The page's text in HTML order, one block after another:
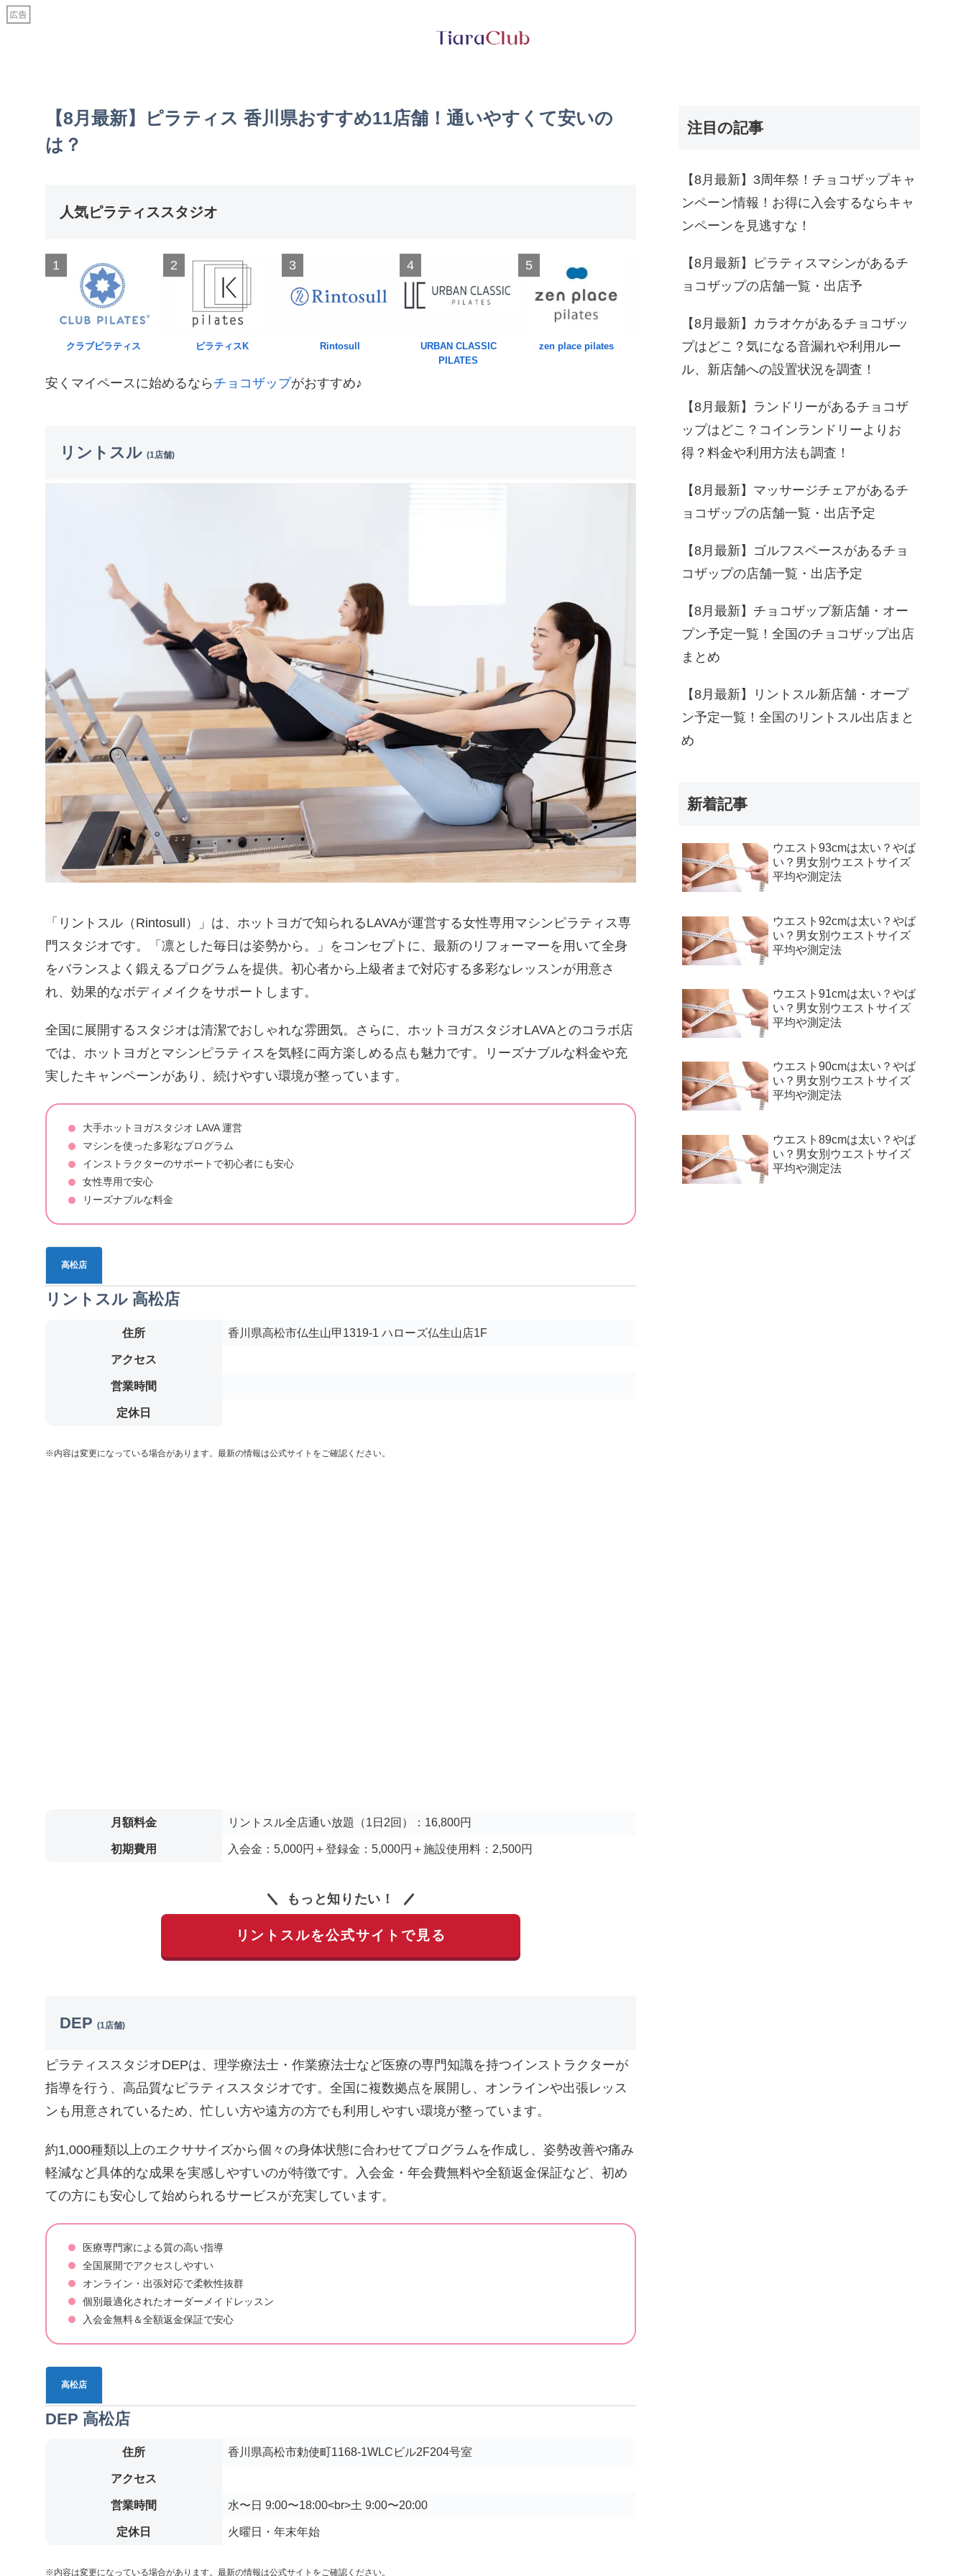
【8月最新】ピラティス 香川県おすすめ11店舗！通いやすくて安いの
は？
人気ピラティススタジオ
1
クラブピラティス
2
ピラティスK
3
Rintosull
4
URBAN CLASSIC
PILATES
5
zen place pilates
安くマイペースに始めるなら チョコザップがおすすめ♪
リントスル (1店舗)
「リントスル（Rintosull）」は、ホットヨガで知られるLAVAが運営する女性専用マシンピラティス専
門スタジオです。「凛とした毎日は姿勢から。」をコンセプトに、最新のリフォーマーを用いて全身
をバランスよく鍛えるプログラムを提供。初心者から上級者まで対応する多彩なレッスンが用意さ
れ、効果的なボディメイクをサポートします。
全国に展開するスタジオは清潔でおしゃれな雰囲気。さらに、ホットヨガスタジオLAVAとのコラボ店
では、ホットヨガとマシンピラティスを気軽に両方楽しめる点も魅力です。リーズナブルな料金や充
実したキャンペーンがあり、続けやすい環境が整っています。
大手ホットヨガスタジオ LAVA 運営
マシンを使った多彩なプログラム
インストラクターのサポートで初心者にも安心
女性専用で安心
リーズナブルな料金
高松店
リントスル 高松店
住所 香川県高松市仏生山甲1319-1 ハローズ仏生山店1F
アクセス
営業時間
定休日
※内容は変更になっている場合があります。最新の情報は公式サイトをご確認ください。
月額料金 リントスル全店通い放題（1日2回）：16,800円
初期費用 入会金：5,000円＋登録金：5,000円＋施設使用料：2,500円
もっと知りたい！
リントスルを公式サイトで見る
DEP (1店舗)
ピラティススタジオDEPは、理学療法士・作業療法士など医療の専門知識を持つインストラクターが
指導を行う、高品質なピラティススタジオです。全国に複数拠点を展開し、オンラインや出張レッス
ンも用意されているため、忙しい方や遠方の方でも利用しやすい環境が整っています。
約1,000種類以上のエクササイズから個々の身体状態に合わせてプログラムを作成し、姿勢改善や痛み
軽減など具体的な成果を実感しやすいのが特徴です。入会金・年会費無料や全額返金保証など、初め
ての方にも安心して始められるサービスが充実しています。
医療専門家による質の高い指導
全国展開でアクセスしやすい
オンライン・出張対応で柔軟性抜群
個別最適化されたオーダーメイドレッスン
入会金無料＆全額返金保証で安心
高松店
DEP 高松店
住所 香川県高松市勅使町1168-1WLCビル2F204号室
アクセス
営業時間 水〜日 9:00〜18:00<br>土 9:00〜20:00
定休日 火曜日・年末年始
※内容は変更になっている場合があります。最新の情報は公式サイトをご確認ください。
注目の記事
【8月最新】3周年祭！チョコザップキャ
ンペーン情報！お得に入会するならキャ
ンペーンを見逃すな！
【8月最新】ピラティスマシンがあるチ
ョコザップの店舗一覧・出店予
【8月最新】カラオケがあるチョコザッ
プはどこ？気になる音漏れや利用ルー
ル、新店舗への設置状況を調査！
【8月最新】ランドリーがあるチョコザ
ップはどこ？コインランドリーよりお
得？料金や利用方法も調査！
【8月最新】マッサージチェアがあるチ
ョコザップの店舗一覧・出店予定
【8月最新】ゴルフスペースがあるチョ
コザップの店舗一覧・出店予定
【8月最新】チョコザップ新店舗・オー
プン予定一覧！全国のチョコザップ出店
まとめ
【8月最新】リントスル新店舗・オープ
ン予定一覧！全国のリントスル出店まと
め
新着記事
ウエスト93cmは太い？やば
い？男女別ウエストサイズ
平均や測定法
ウエスト92cmは太い？やば
い？男女別ウエストサイズ
平均や測定法
ウエスト91cmは太い？やば
い？男女別ウエストサイズ
平均や測定法
ウエスト90cmは太い？やば
い？男女別ウエストサイズ
平均や測定法
ウエスト89cmは太い？やば
い？男女別ウエストサイズ
平均や測定法